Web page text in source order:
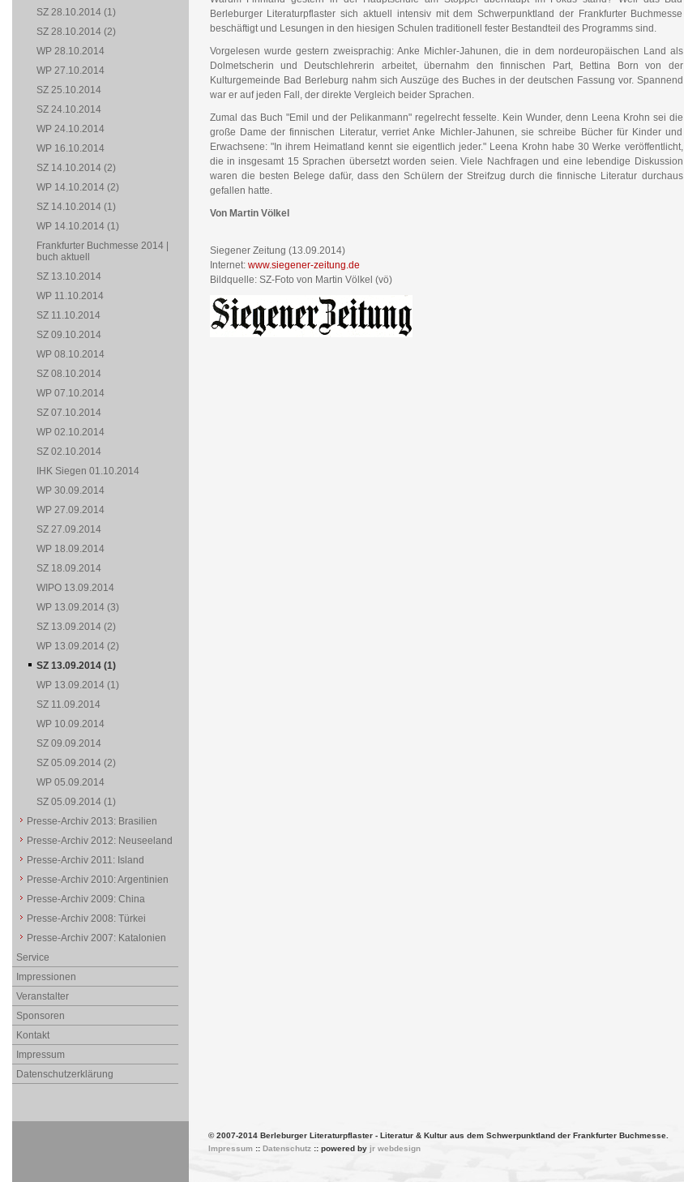
Berleburger Literaturpflaster sich aktuell intensiv mit dem Schwerpunktland der Frankfurter Buchmesse
beschäftigt und Lesungen in den hiesigen Schulen traditionell fester Bestandteil des Programms sind.
Vorgelesen wurde gestern zweisprachig: Anke Michler-Jahunen, die in dem nordeuropäischen Land als
Dolmetscherin und Deutschlehrerin arbeitet, übernahm den finnischen Part, Bettina Born von der
Kulturgemeinde Bad Berleburg nahm sich Auszüge des Buches in der deutschen Fassung vor. Spannend
war er auf jeden Fall, der direkte Vergleich beider Sprachen.
Zumal das Buch "Emil und der Pelikanmann" regelrecht fesselte. Kein Wunder, denn Leena Krohn sei die
große Dame der finnischen Literatur, verriet Anke Michler-Jahunen, sie schreibe Bücher für Kinder und
Erwachsene: "In ihrem Heimatland kennt sie eigentlich jeder." Leena Krohn habe 30 Werke veröffentlicht,
die in insgesamt 15 Sprachen übersetzt worden seien. Viele Nachfragen und eine lebendige Diskussion
waren die besten Belege dafür, dass den Schülern der Streifzug durch die finnische Literatur durchaus
gefallen hatte.
Von Martin Völkel
Siegener Zeitung (13.09.2014)
Internet: www.siegener-zeitung.de
Bildquelle: SZ-Foto von Martin Völkel (vö)
SZ 28.10.2014 (1)
SZ 28.10.2014 (2)
WP 28.10.2014
WP 27.10.2014
SZ 25.10.2014
SZ 24.10.2014
WP 24.10.2014
WP 16.10.2014
SZ 14.10.2014 (2)
WP 14.10.2014 (2)
SZ 14.10.2014 (1)
WP 14.10.2014 (1)
Frankfurter Buchmesse 2014 |
buch aktuell
SZ 13.10.2014
WP 11.10.2014
SZ 11.10.2014
SZ 09.10.2014
WP 08.10.2014
SZ 08.10.2014
WP 07.10.2014
SZ 07.10.2014
WP 02.10.2014
SZ 02.10.2014
IHK Siegen 01.10.2014
WP 30.09.2014
WP 27.09.2014
SZ 27.09.2014
WP 18.09.2014
SZ 18.09.2014
WIPO 13.09.2014
WP 13.09.2014 (3)
SZ 13.09.2014 (2)
WP 13.09.2014 (2)
SZ 13.09.2014 (1)
WP 13.09.2014 (1)
SZ 11.09.2014
WP 10.09.2014
SZ 09.09.2014
SZ 05.09.2014 (2)
WP 05.09.2014
SZ 05.09.2014 (1)
Presse-Archiv 2013: Brasilien
Presse-Archiv 2012: Neuseeland
Presse-Archiv 2011: Island
Presse-Archiv 2010: Argentinien
Presse-Archiv 2009: China
Presse-Archiv 2008: Türkei
Presse-Archiv 2007: Katalonien
Service
Impressionen
Veranstalter
Sponsoren
Kontakt
Impressum
Datenschutzerklärung
© 2007-2014 Berleburger Literaturpflaster - Literatur & Kultur aus dem Schwerpunktland der Frankfurter Buchmesse.
Impressum:: Datenschutz:: powered by jr webdesign